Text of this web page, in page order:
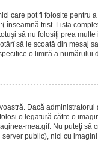
care pot fi folosite pentru
înseamnă trist. Lista
să nu folosiţi prea
să le scoată din mesaj
o limită a numărului
Dacă
o legatură către o
mea.gif. Nu puteţi să
public), nici cu